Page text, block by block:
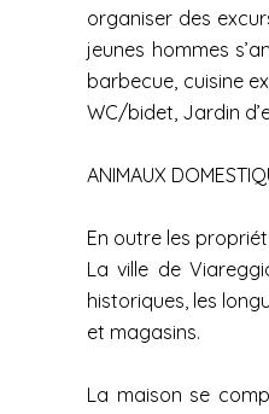
organiser des
jeunes hommes
barbecue, cuisine
WC/bidet, Jardin
ANIMAUX
En outre les
La ville de
historiques, les
et magasins.
La maison se